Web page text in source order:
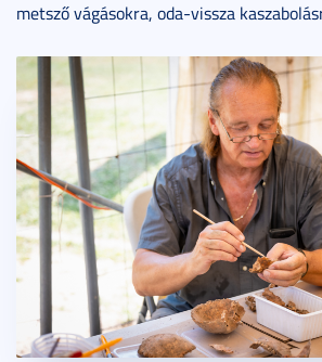
metsző vágásokra, oda-vissza